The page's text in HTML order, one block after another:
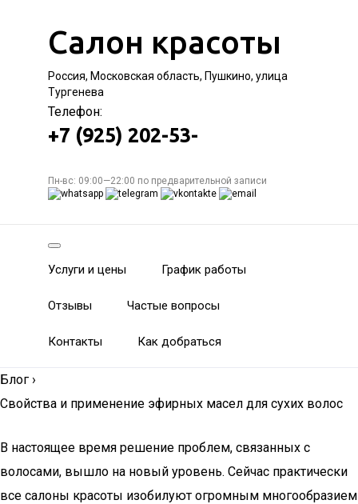
Салон красоты
Россия, Московская область, Пушкино, улица
Тургенева
Телефон:
+7 (925) 202-53-
Пн-вс: 09:00—22:00 по предварительной записи
Услуги и цены График работы
Отзывы Частые вопросы
Контакты Как добраться
Блог ›
Свойства и применение эфирных масел для сухих волос
В настоящее время решение проблем, связанных с
волосами, вышло на новый уровень. Сейчас практически
все салоны красоты изобилуют огромным многообразием